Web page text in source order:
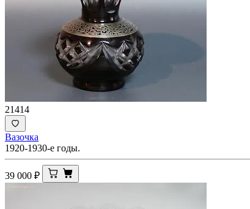
21414
Вазочка
1920-1930-е годы.
39 000 ₽